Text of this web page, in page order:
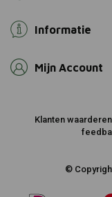
Informatie
Mijn Account
Klanten
©